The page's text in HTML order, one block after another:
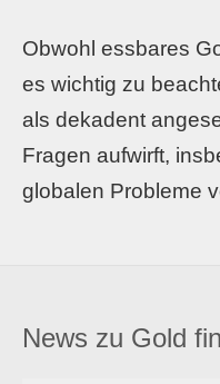
Obwohl essbares
es wichtig zu
als dekadent
Fragen aufwirft,
globalen Probleme
News zu Gold